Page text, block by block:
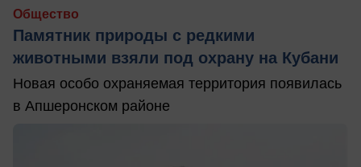
Общество
Памятник природы с редкими
животными взяли под охрану на Кубани
Новая особо охраняемая территория появилась
в Апшеронском районе